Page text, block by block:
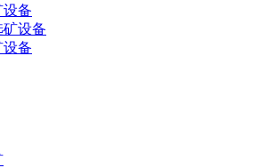
设备
设备
设备